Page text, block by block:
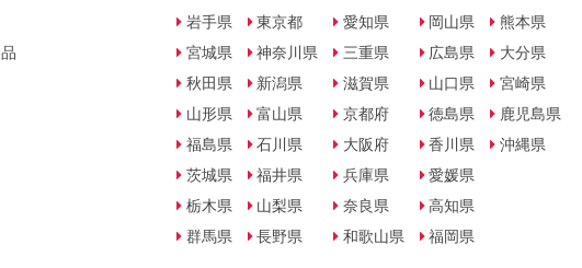
岩手県
宮城県
秋田県
山形県
福島県
茨城県
栃木県
群馬県
東京都
神奈川県
新潟県
富山県
石川県
福井県
山梨県
長野県
愛知県
三重県
滋賀県
京都府
大阪府
兵庫県
奈良県
和歌山県
岡山県
広島県
山口県
徳島県
香川県
愛媛県
高知県
福岡県
熊本県
大分県
宮崎県
鹿児島県
沖縄県